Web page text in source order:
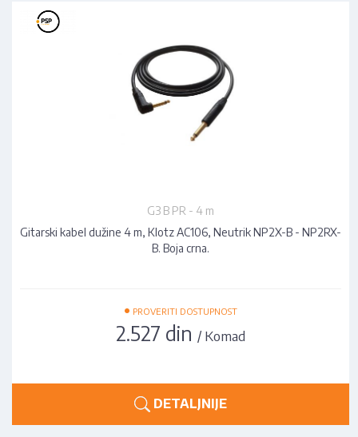
G3 B PR - 4 m
Gitarski kabel dužine 4 m, Klotz AC106, Neutrik NP2X-B - NP2RX-
B. Boja crna.
• PROVERITI DOSTUPNOST
2.527 din / Komad
DETALJNIJE